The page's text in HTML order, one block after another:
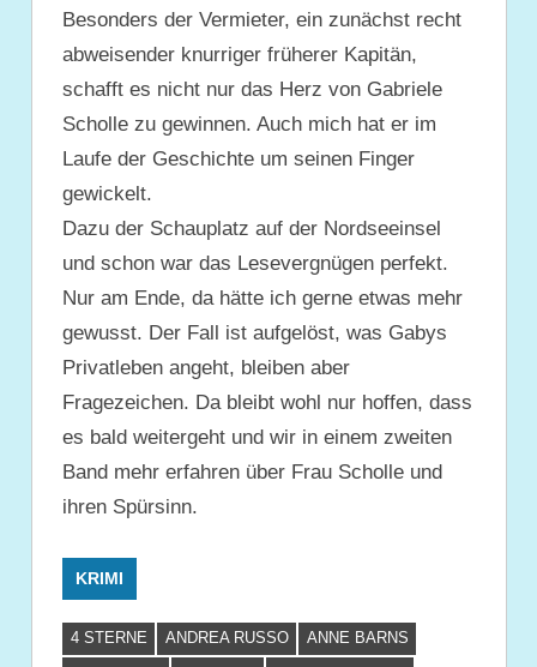
Besonders der Vermieter, ein zunächst recht
abweisender knurriger früherer Kapitän,
schafft es nicht nur das Herz von Gabriele
Scholle zu gewinnen. Auch mich hat er im
Laufe der Geschichte um seinen Finger
gewickelt.
Dazu der Schauplatz auf der Nordseeinsel
und schon war das Lesevergnügen perfekt.
Nur am Ende, da hätte ich gerne etwas mehr
gewusst. Der Fall ist aufgelöst, was Gabys
Privatleben angeht, bleiben aber
Fragezeichen. Da bleibt wohl nur hoffen, dass
es bald weitergeht und wir in einem zweiten
Band mehr erfahren über Frau Scholle und
ihren Spürsinn.
KRIMI
4 STERNE ANDREA RUSSO
ANNE BARNS